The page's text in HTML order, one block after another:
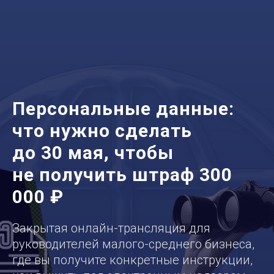
Персональные данные:
что нужно сделать
до 30 мая, чтобы
не получить штраф 300
000 ₽
Закрытая онлайн-трансляция для
руководителей малого-среднего бизнеса,
где вы получите конкретные инструкции,